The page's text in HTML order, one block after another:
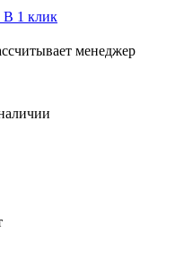
В 1 клик
менеджер